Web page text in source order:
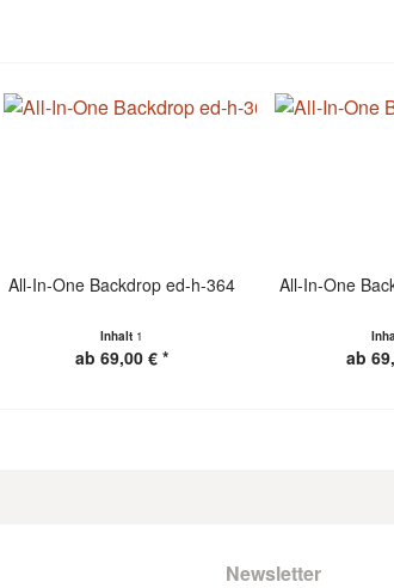
All-In-One Backdrop ed-h-364
Inhalt 1
ab 69,00 € *
All-In-One
ab
Newsletter